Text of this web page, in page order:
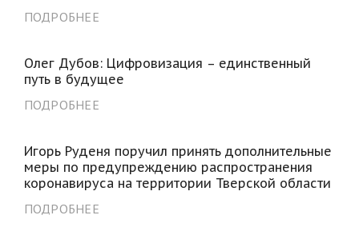
ПОДРОБНЕЕ
Олег Дубов: Цифровизация – единственный
путь в будущее
ПОДРОБНЕЕ
Игорь Руденя поручил принять дополнительные
меры по предупреждению распространения
коронавируса на территории Тверской области
ПОДРОБНЕЕ